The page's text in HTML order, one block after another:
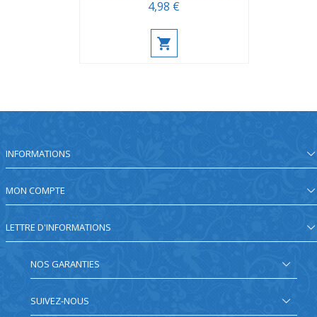
4,98 €
INFORMATIONS
MON COMPTE
LETTRE D'INFORMATIONS
NOS GARANTIES
SUIVEZ-NOUS